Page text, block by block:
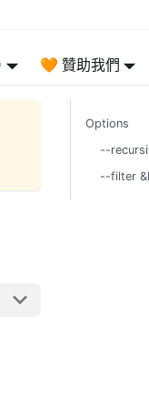
🧡 贊助我們
Options
--
--filter